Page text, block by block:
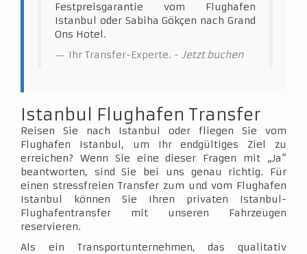
Festpreisgarantie vom Flughafen
Istanbul oder Sabiha Gökçen nach Grand
Ons Hotel.
Ihr Transfer-Experte. - Jetzt buchen
Istanbul Flughafen Transfer
Reisen Sie nach Istanbul oder fliegen Sie vom
Flughafen Istanbul, um Ihr endgültiges Ziel zu
erreichen? Wenn Sie eine dieser Fragen mit „Ja“
beantworten, sind Sie bei uns genau richtig. Für
einen stressfreien Transfer zum und vom Flughafen
Istanbul können Sie Ihren privaten Istanbul-
Flughafentransfer mit unseren Fahrzeugen
reservieren.
Als ein Transportunternehmen, das qualitativ